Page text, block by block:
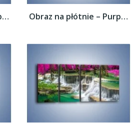
Obraz na płótnie – Purpurowy las i... Obraz na płótnie – Purpurowy las i...